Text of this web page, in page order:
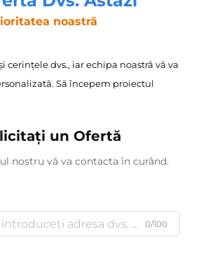
noastră
dvs., iar echipa noastră vă va
Să începem proiectul
un Ofertă
nostru vă va contacta în curând.
0/100